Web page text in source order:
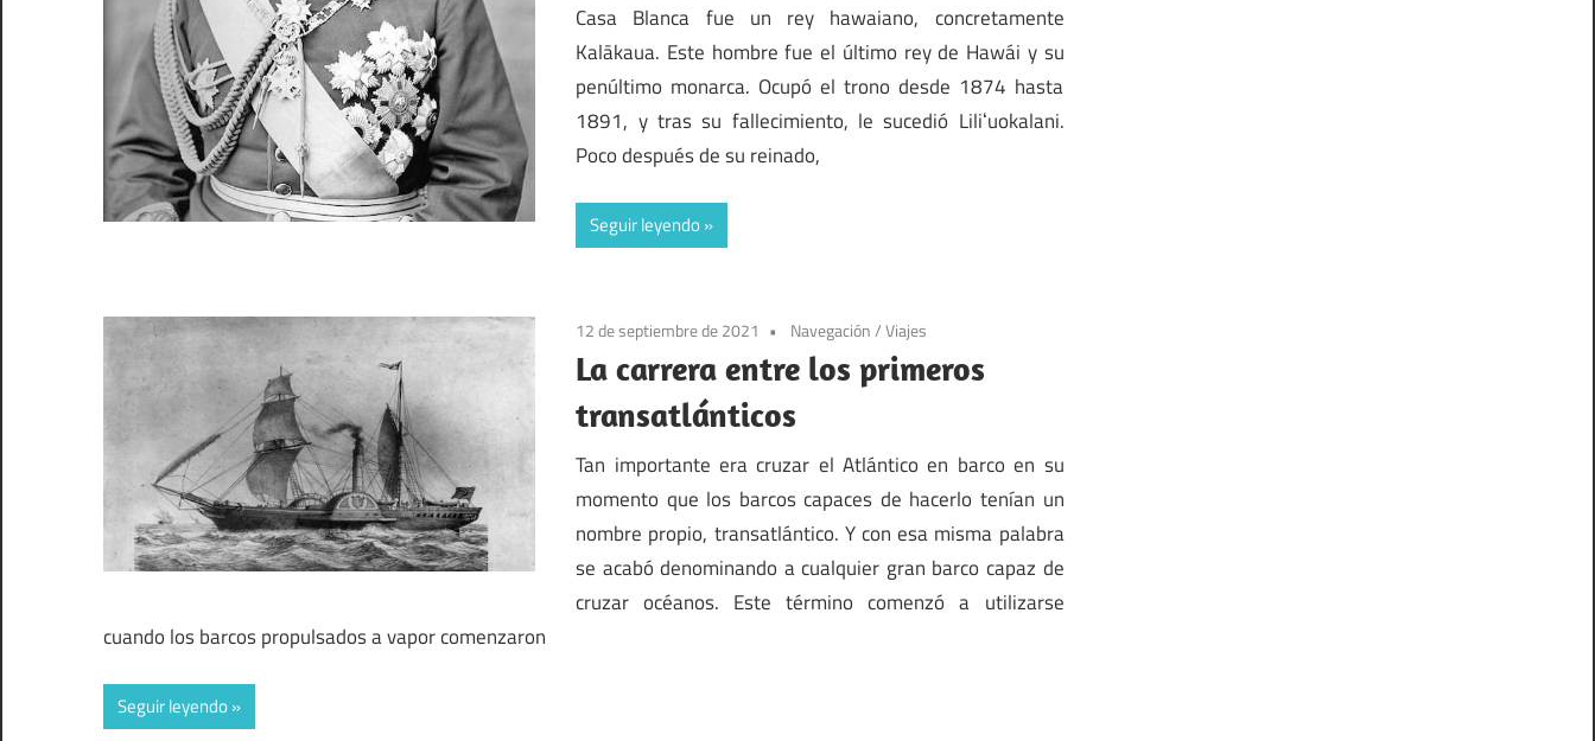
Casa Blanca fue un rey hawaiano, concretamente
Kalākaua. Este hombre fue el último rey de Hawái y su
penúltimo monarca. Ocupó el trono desde 1874 hasta
1891, y tras su fallecimiento, le sucedió Liliʻuokalani.
Poco después de su reinado,
Seguir leyendo
12 de septiembre de 2021 Navegación/Viajes
La carrera entre los primeros
transatlánticos
Tan importante era cruzar el Atlántico en barco en su
momento que los barcos capaces de hacerlo tenían un
nombre propio, transatlántico. Y con esa misma palabra
se acabó denominando a cualquier gran barco capaz de
cruzar océanos. Este término comenzó a utilizarse
cuando los barcos propulsados a vapor comenzaron
Seguir leyendo